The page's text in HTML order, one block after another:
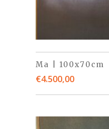
Ma | 100x70cm
€4.500,00